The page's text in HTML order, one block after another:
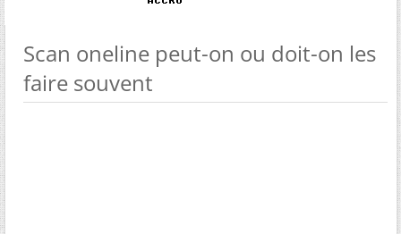
Scan oneline peut-on ou doit-on les
faire souvent